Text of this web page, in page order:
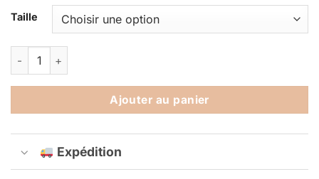
prix :
13,90 €
Taille
quantité de Poster Astronaute Orange
Ajouter au panier
Alternative:
Expédition